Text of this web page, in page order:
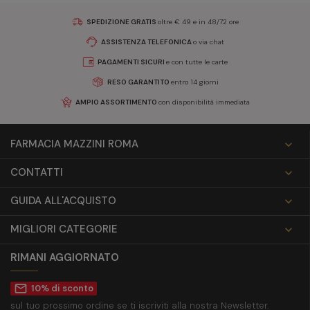
SPEDIZIONE GRATIS oltre € 49 e in 48/72 ore
ASSISTENZA TELEFONICAo via chat
PAGAMENTI SICURI e con tutte le carte
RESO GARANTITO entro 14 giorni
AMPIO ASSORTIMENTO con disponibilità immediata
FARMACIA MAZZINI ROMA

CONTATTI

GUIDA ALL'ACQUISTO

MIGLIORI CATEGORIE

RIMANI AGGIORNATO
mail_outline 10% di sconto
sul tuo prossimo ordine se ti iscriviti alla nostra Newsletter.